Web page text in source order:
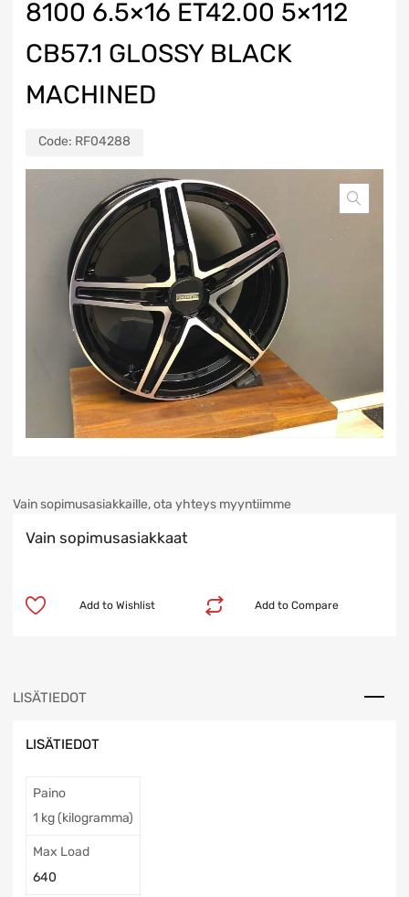
8100 6.5×16 ET42.00 5×112
CB57.1 GLOSSY BLACK
MACHINED
Code: RF04288
Vain sopimusasiakkaille, ota yhteys myyntiimme
Vain sopimusasiakkaat
Add to Compare
Add to Wishlist
LISÄTIEDOT
LISÄTIEDOT
Paino
1 kg (kilogramma)
Max Load
640